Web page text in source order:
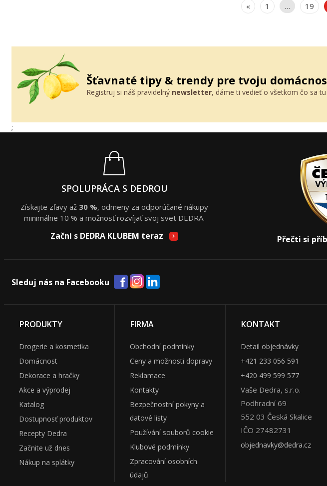
« 1 … 19
Šťavnaté tipy & trendy pre tvoju
Registruj si náš pravidelný newsletter, dáme ti vedieť o všetkom čo sa tu
;
SPOLUPRÁCA S DEDROU
Získajte zľavy až 30 %, odmeny za odporúčané nákupy
minimálne 10 % a možnosť rozvíjať svoj svet DEDRA.
Začni s DEDRA KLUBEM teraz Přečti si
Sleduj nás na Facebooku
PRODUKTY
Drogerie a kosmetika
Domácnost
Dekorace a hračky
Akce a výprodej
Katalog
Dostupnosť produktov
Recepty Dedra
Začnite už dnes
Nákup na splátky
FIRMA
Obchodní podmínky
Ceny a možnosti dopravy
Reklamace
Kontakty
Bezpečnostní pokyny a
datové listy
Používání souborů cookie
Klubové podmínky
Zpracování osobních
údajů
KONTAKT
Detail objednávky
+421 233 056 591
+420 499 599 577
Vaše Dedra, s.r.o.
Podhradní 69
552 03 Česká Skalice
IČO 27482731
objednavky@dedra.cz